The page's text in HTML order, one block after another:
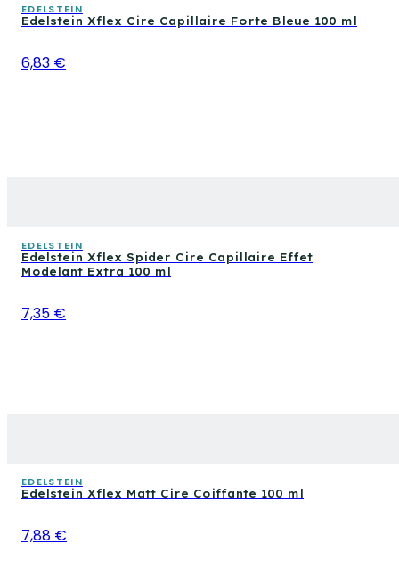
EDELSTEIN
Edelstein Xflex Cire Capillaire Forte Bleue 100 ml
6,83 €
EDELSTEIN
Edelstein Xflex Spider Cire Capillaire Effet
Modelant Extra 100 ml
7,35 €
EDELSTEIN
Edelstein Xflex Matt Cire Coiffante 100 ml
7,88 €